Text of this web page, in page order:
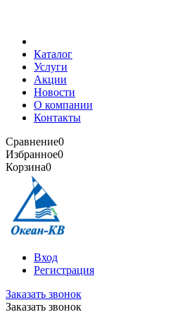
Каталог
Услуги
Акции
Новости
О компании
Контакты
Сравнение0
Избранное0
Корзина0
Вход
Регистрация
Заказать звонок
Заказать звонок